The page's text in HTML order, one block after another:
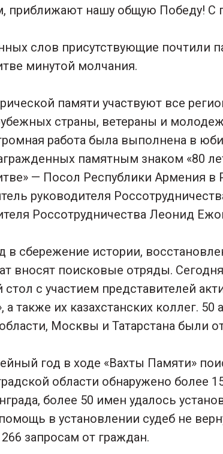
приближают нашу общую Победу! С
слов присутствующие почтили
минутой молчания.
памяти участвуют все
страны, ветераны и
работа была выполнена в
памятным знаком «80
— Посол Республики Армения в
руководителя
Россотрудничества Леонид
сбережение истории,
вносят поисковые отряды.
стол с участием представителей
также их казахстанских коллег.
Москвы и Татарстана были
год в ходе «Вахты Памяти»
области обнаружено более
более 50 имен удалось
в установлении судеб не
запросам от граждан.